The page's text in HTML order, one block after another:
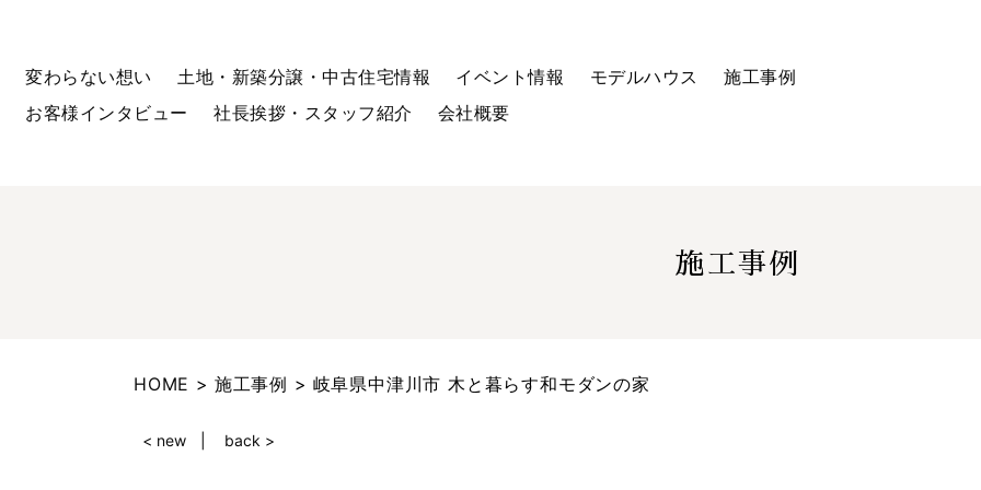
施工事例
変わらない想い 土地・新築分譲・中古住宅情報 イベント情報 モデルハウス
施工事例
お客様インタビュー
社長挨拶・スタッフ紹介 会社概要
HOME 施工事例 岐阜県中津川市 木と暮らす和モダンの家
< new back >